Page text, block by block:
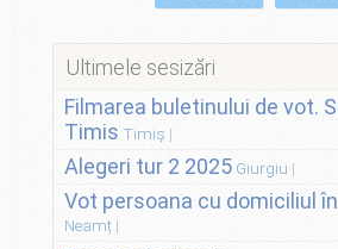
Ultimele sesizări
Filmarea buletinului de vot.
Timis Timiș
Alegeri tur 2 2025 Giurgiu
Vot persoana cu domiciliul
Neamț